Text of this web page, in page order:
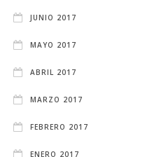
JUNIO 2017
MAYO 2017
ABRIL 2017
MARZO 2017
FEBRERO 2017
ENERO 2017